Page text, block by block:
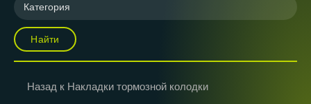
Категория
Найти
Назад к Накладки тормозной колодки